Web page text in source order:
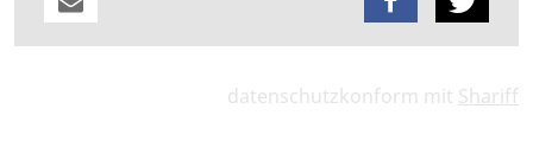
datenschutzkonform mit Shariff